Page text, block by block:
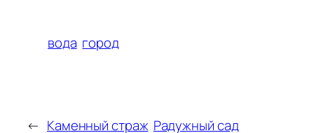
вода город
← Каменный страж Радужный сад